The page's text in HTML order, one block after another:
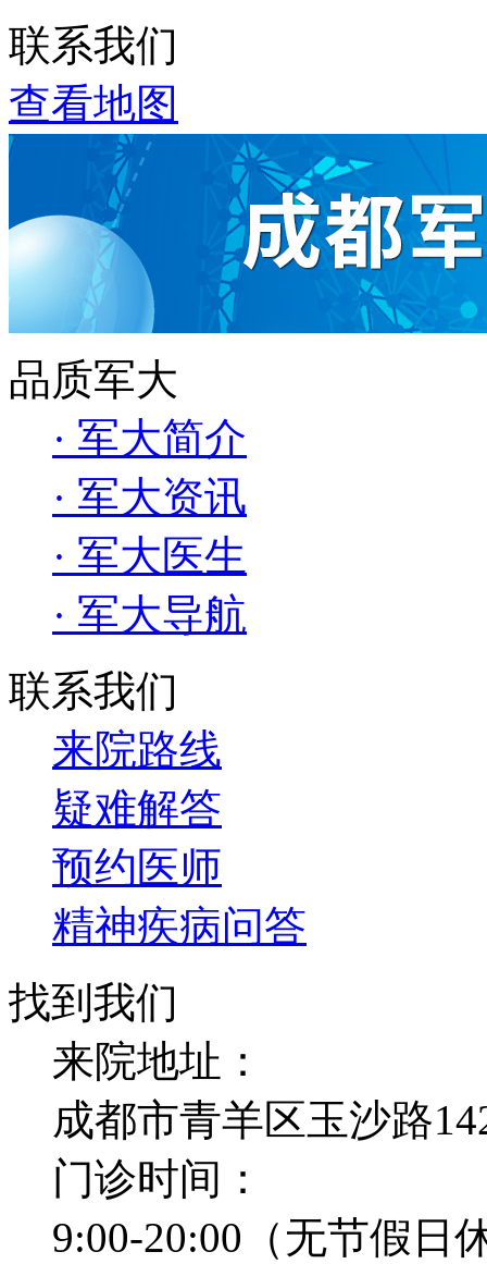
联系我们
查看地图
品质军大
· 军大简介
· 军大资讯
· 军大医生
· 军大导航
联系我们
来院路线
疑难解答
预约医师
精神疾病问答
找到我们
来院地址：
成都市青羊区玉沙路
门诊时间：
9:00-20:00（无节假日